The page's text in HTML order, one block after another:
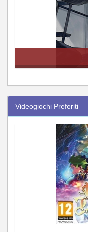
Videogiochi Preferiti